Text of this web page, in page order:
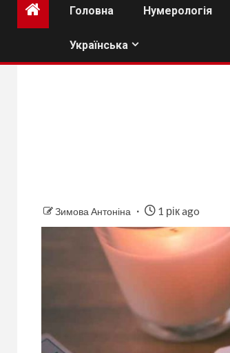
Головна Нумерологія
Українська
Зимова Антоніна 1 рік ago